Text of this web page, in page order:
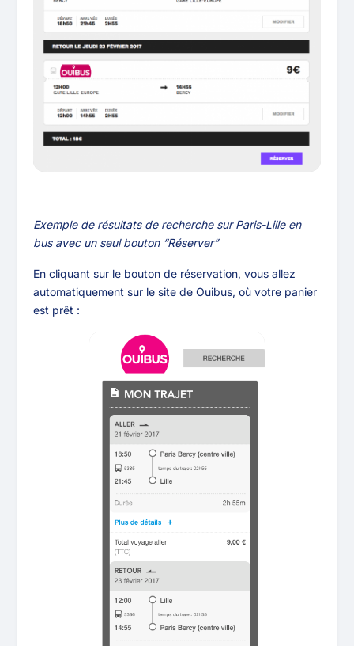
Exemple de résultats de recherche sur Paris-Lille en
bus avec un seul bouton “Réserver”
En cliquant sur le bouton de réservation, vous allez
automatiquement sur le site de Ouibus, où votre panier
est prêt :